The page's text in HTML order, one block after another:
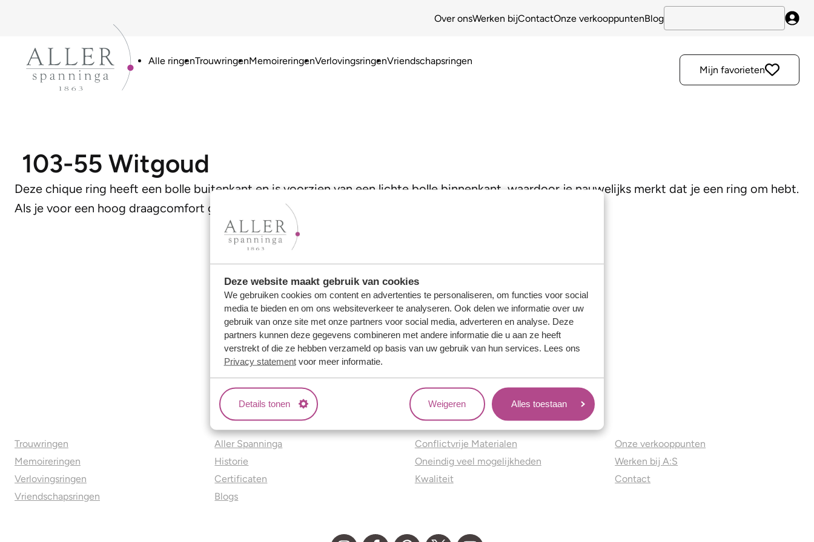
Deze website maakt gebruik van cookies
We gebruiken cookies om content en advertenties te personaliseren, om functies voor social
media te bieden en om ons websiteverkeer te analyseren. Ook delen we informatie over uw
gebruik van onze site met onze partners voor social media, adverteren en analyse. Deze
partners kunnen deze gegevens combineren met andere informatie die u aan ze heeft
verstrekt of die ze hebben verzameld op basis van uw gebruik van hun services. Lees ons
Privacy statementvoor meer informatie.
Details tonen Weigeren Alles toestaan
Over onsWerken bijContactOnze verkooppuntenBlog
Alle ringenTrouwringenMemoireringenVerlovingsringenVriendschapsringen
Mijn favorieten
103-55 Witgoud
Deze chique ring heeft een bolle buitenkant en is voorzien van een lichte bolle binnenkant, waardoor je nauwelijks merkt dat je een ring om hebt.
Als je voor een hoog draagcomfort gaat is dit jouw model!
Trouwringen
Memoireringen
Verlovingsringen
Vriendschapsringen
Over ons
Aller Spanninga
Historie
Certificaten
Blogs
Jouw voordelen
Conflictvrije Materialen
Oneindig veel mogelijkheden
Kwaliteit
Onze verkooppunten
Werken bij A:S
Contact